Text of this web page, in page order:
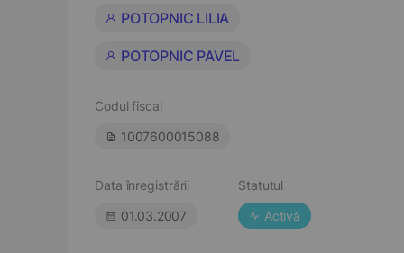
POTOPNIC LILIA
POTOPNIC PAVEL
Codul fiscal
1007600015088
Data înregistrării
01.03.2007
Statutul
Activă